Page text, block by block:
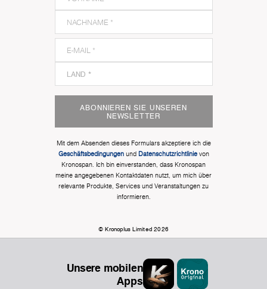
ABONNIEREN SIE UNSEREN
NEWSLETTER
Mit dem Absenden dieses Formulars akzeptiere ich die
Geschäftsbedingungenund Datenschutzrichtlinievon
Kronospan. Ich bin einverstanden, dass Kronospan
meine angegebenen Kontaktdaten nutzt, um mich über
relevante Produkte, Services und Veranstaltungen zu
informieren.
© Kronoplus Limited 2026
Unsere mobilen
Apps